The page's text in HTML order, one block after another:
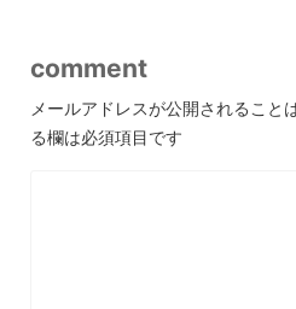
comment
メールアドレスが公開されること
る欄は必須項目です